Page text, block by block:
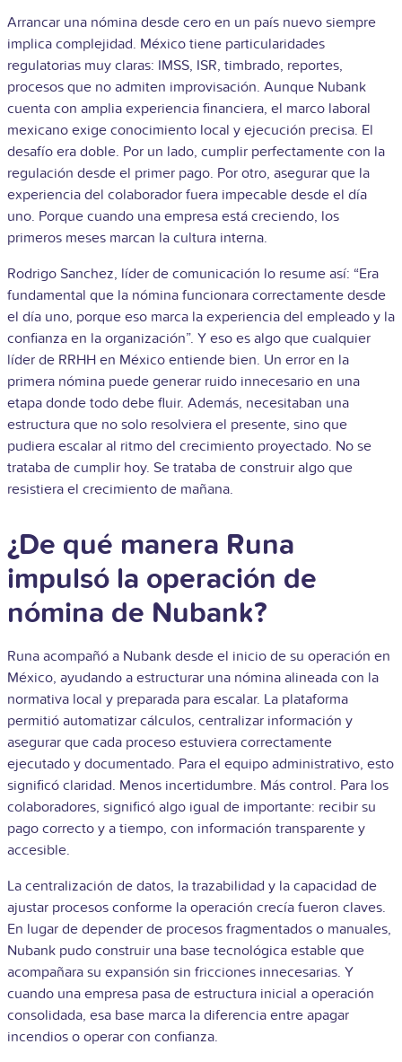
Arrancar una nómina desde cero en un país nuevo siempre
implica complejidad. México tiene particularidades
regulatorias muy claras: IMSS, ISR, timbrado, reportes,
procesos que no admiten improvisación. Aunque Nubank
cuenta con amplia experiencia financiera, el marco laboral
mexicano exige conocimiento local y ejecución precisa. El
desafío era doble. Por un lado, cumplir perfectamente con la
regulación desde el primer pago. Por otro, asegurar que la
experiencia del colaborador fuera impecable desde el día
uno. Porque cuando una empresa está creciendo, los
primeros meses marcan la cultura interna.
Rodrigo Sanchez, líder de comunicación lo resume así: “Era
fundamental que la nómina funcionara correctamente desde
el día uno, porque eso marca la experiencia del empleado y la
confianza en la organización”. Y eso es algo que cualquier
líder de RRHH en México entiende bien. Un error en la
primera nómina puede generar ruido innecesario en una
etapa donde todo debe fluir. Además, necesitaban una
estructura que no solo resolviera el presente, sino que
pudiera escalar al ritmo del crecimiento proyectado. No se
trataba de cumplir hoy. Se trataba de construir algo que
resistiera el crecimiento de mañana.
¿De qué manera Runa
impulsó la operación de
nómina de Nubank?
Runa acompañó a Nubank desde el inicio de su operación en
México, ayudando a estructurar una nómina alineada con la
normativa local y preparada para escalar. La plataforma
permitió automatizar cálculos, centralizar información y
asegurar que cada proceso estuviera correctamente
ejecutado y documentado. Para el equipo administrativo, esto
significó claridad. Menos incertidumbre. Más control. Para los
colaboradores, significó algo igual de importante: recibir su
pago correcto y a tiempo, con información transparente y
accesible.
La centralización de datos, la trazabilidad y la capacidad de
ajustar procesos conforme la operación crecía fueron claves.
En lugar de depender de procesos fragmentados o manuales,
Nubank pudo construir una base tecnológica estable que
acompañara su expansión sin fricciones innecesarias. Y
cuando una empresa pasa de estructura inicial a operación
consolidada, esa base marca la diferencia entre apagar
incendios o operar con confianza.